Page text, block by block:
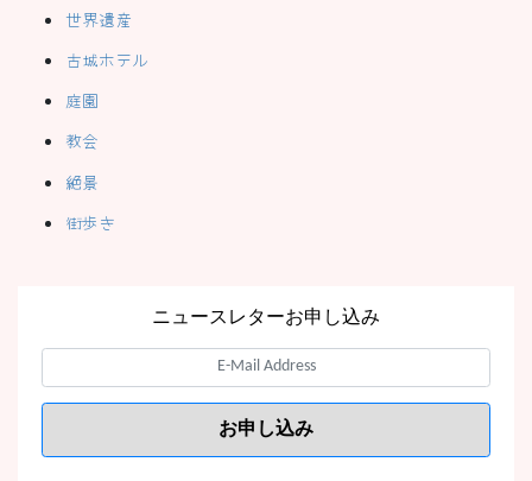
世界遺産
古城ホテル
庭園
教会
絶景
街歩き
ニュースレターお申し込み